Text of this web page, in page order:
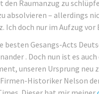
Raumanzug zu
absolvieren – allerdings
Ich doch nur im Aufzug vor
besten Gesangs-Acts
. Doch nun ist es
unseren Ursprung neu
Historiker Nelson